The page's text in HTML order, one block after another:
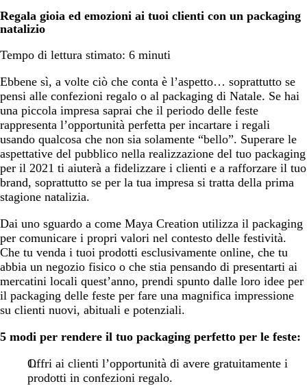
Regala gioia ed emozioni ai tuoi clienti con un packaging
natalizio
Tempo di lettura stimato: 6 minuti
Ebbene sì, a volte ciò che conta è l’aspetto… soprattutto se
pensi alle confezioni regalo o al packaging di Natale. Se hai
una piccola impresa saprai che il periodo delle feste
rappresenta l’opportunità perfetta per incartare i regali
usando qualcosa che non sia solamente “bello”. Superare le
aspettative del pubblico nella realizzazione del tuo packaging
per il 2021 ti aiuterà a fidelizzare i clienti e a rafforzare il tuo
brand, soprattutto se per la tua impresa si tratta della prima
stagione natalizia.
Dai uno sguardo a come Maya Creation utilizza il packaging
per comunicare i propri valori nel contesto delle festività.
Che tu venda i tuoi prodotti esclusivamente online, che tu
abbia un negozio fisico o che stia pensando di presentarti ai
mercatini locali quest’anno, prendi spunto dalle loro idee per
il packaging delle feste per fare una magnifica impressione
su clienti nuovi, abituali e potenziali.
5 modi per rendere il tuo packaging perfetto per le feste:
Offri ai clienti l’opportunità di avere gratuitamente i
prodotti in confezioni regalo.